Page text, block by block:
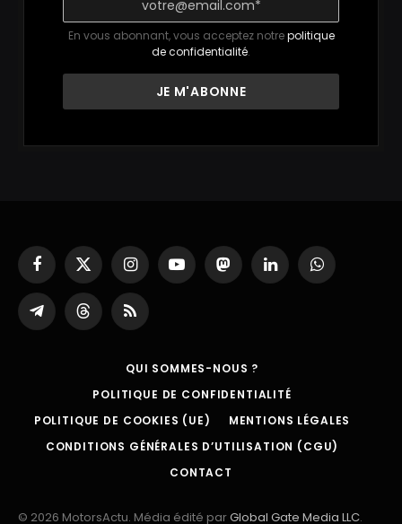
En vous abonnant, vous acceptez notrepolitique
de confidentialité.
Facebook
X
(Twitter)
InstagramYouTubeMastodonLinkedInWhatsApp
Partager
sur
ThreadsRSS
QUI SOMMES-NOUS ?
POLITIQUE DE CONFIDENTIALITÉ
POLITIQUE DE COOKIES (UE)
MENTIONS LÉGALES
CONDITIONS GÉNÉRALES D’UTILISATION (CGU)
CONTACT
© 2026 MotorsActu. Média édité parGlobal Gate Media LLC.